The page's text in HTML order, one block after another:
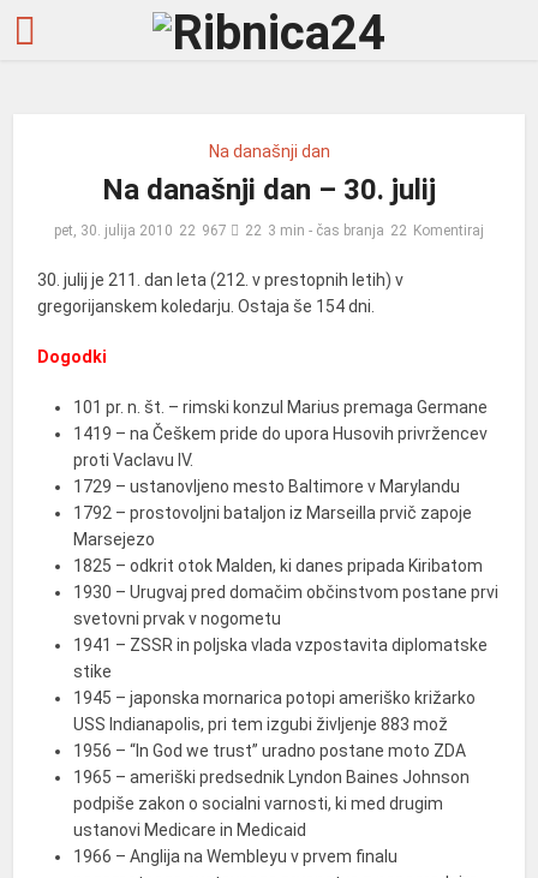
Na današnji dan
Na današnji dan – 30. julij
pet, 30. julija 2010 967 3 min - čas branja Komentiraj
30. julij je 211. dan leta (212. v prestopnih letih) v
gregorijanskem koledarju. Ostaja še 154 dni.
Dogodki
101 pr. n. št. – rimski konzul Marius premaga Germane
1419 – na Češkem pride do upora Husovih privržencev
proti Vaclavu IV.
1729 – ustanovljeno mesto Baltimore v Marylandu
1792 – prostovoljni bataljon iz Marseilla prvič zapoje
Marsejezo
1825 – odkrit otok Malden, ki danes pripada Kiribatom
1930 – Urugvaj pred domačim občinstvom postane prvi
svetovni prvak v nogometu
1941 – ZSSR in poljska vlada vzpostavita diplomatske
stike
1945 – japonska mornarica potopi ameriško križarko
USS Indianapolis, pri tem izgubi življenje 883 mož
1956 – “In God we trust” uradno postane moto ZDA
1965 – ameriški predsednik Lyndon Baines Johnson
podpiše zakon o socialni varnosti, ki med drugim
ustanovi Medicare in Medicaid
1966 – Anglija na Wembleyu v prvem finalu